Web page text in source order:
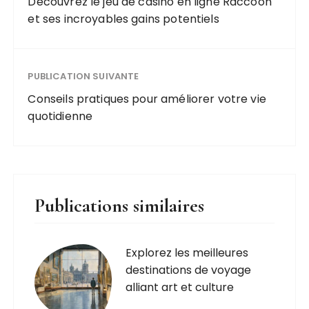
et ses incroyables gains potentiels
PUBLICATION SUIVANTE
Conseils pratiques pour améliorer votre vie
quotidienne
Publications similaires
Explorez les meilleures
destinations de voyage
alliant art et culture